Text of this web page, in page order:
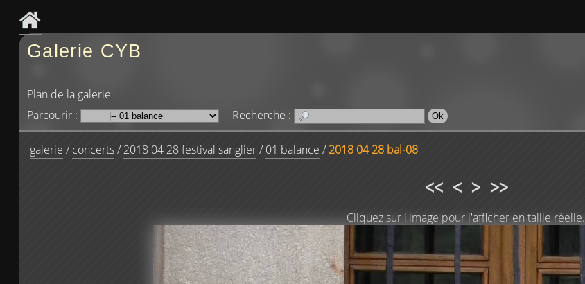
Galerie CYB
Plan de la galerie
Parcourir :
Recherche :
galerie / concerts/ 2018 04 28 festival sanglier/ 01 balance / 2018 04 28 bal-08
<< < > >>
Cliquez sur l'image pour l'afficher en taille réelle.